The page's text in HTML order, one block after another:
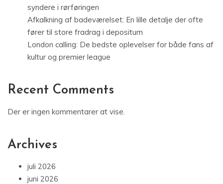
syndere i rørføringen
Afkalkning af badeværelset: En lille detalje der ofte
fører til store fradrag i depositum
London calling: De bedste oplevelser for både fans af
kultur og premier league
Recent Comments
Der er ingen kommentarer at vise.
Archives
juli 2026
juni 2026